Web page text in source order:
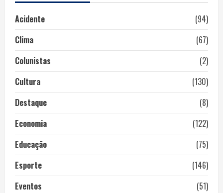
Acidente
(94)
Clima
(67)
Colunistas
(2)
Cultura
(130)
Destaque
(8)
Economia
(122)
Educação
(75)
Esporte
(146)
Eventos
(51)